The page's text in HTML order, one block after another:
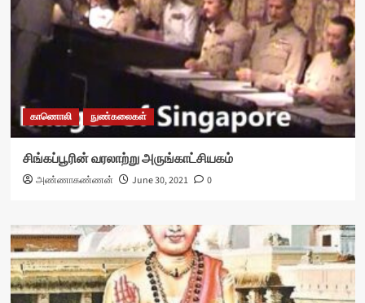
காணொலி நுண்கலைகள்
சிங்கப்பூரின் வரலாற்று அருங்காட்சியகம்
அண்ணாகண்ணன் June 30, 2021 0